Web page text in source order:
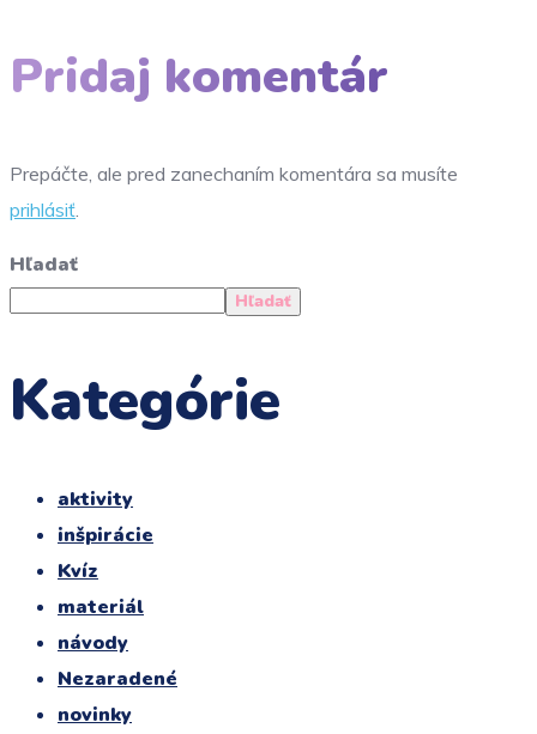
Pridaj komentár
Prepáčte, ale pred zanechaním komentára sa musíte
prihlásiť.
Hľadať
Hľadať
Kategórie
aktivity
inšpirácie
Kvíz
materiál
návody
Nezaradené
novinky